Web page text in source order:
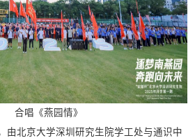
合唱《燕园情》
由北京大学深圳研究生院学工处与通识中